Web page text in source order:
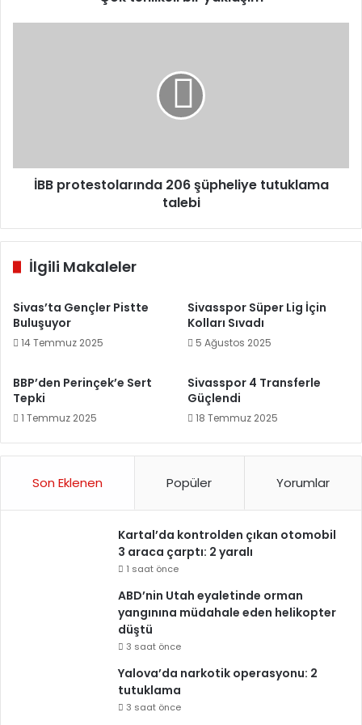
İBB protestolarında 206 şüpheliye tutuklama
talebi
İlgili Makaleler
Sivas’ta Gençler Pistte
Buluşuyor
14 Temmuz 2025
Sivasspor Süper Lig İçin
Kolları Sıvadı
5 Ağustos 2025
BBP’den Perinçek’e Sert
Tepki
1 Temmuz 2025
Sivasspor 4 Transferle
Güçlendi
18 Temmuz 2025
Son Eklenen Popüler Yorumlar
Kartal’da kontrolden çıkan otomobil
3 araca çarptı: 2 yaralı
1 saat önce
ABD’nin Utah eyaletinde orman
yangınına müdahale eden helikopter
düştü
3 saat önce
Yalova’da narkotik operasyonu: 2
tutuklama
3 saat önce